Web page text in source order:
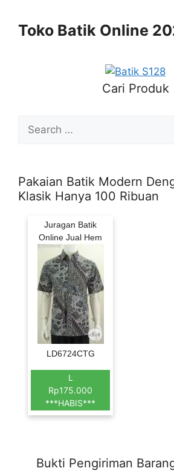
contentToko Batik Online
Cari Produk
for:
Pakaian Batik Modern
Klasik Hanya 100 Ribuan
Juragan Batik
Online Jual Hem
LD6724CTG
L
Rp175.000
***HABIS***
Bukti Pengiriman